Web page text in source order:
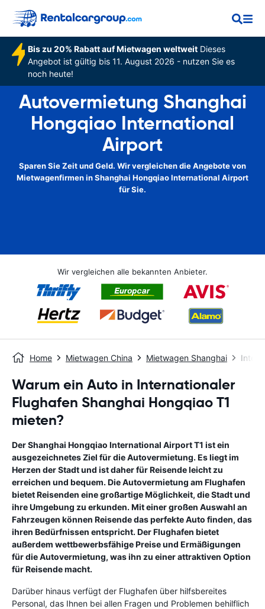
Bis zu 20% Rabatt auf Mietwagen weltweitDieses
Angebot ist gültig bis 11. August 2026 - nutzen Sie es
noch heute!
Autovermietung Shanghai
Hongqiao International
Airport
Sparen Sie Zeit und Geld. Wir vergleichen die Angebote von
Mietwagenfirmen in Shanghai Hongqiao International Airport
für Sie.
Wir vergleichen alle bekannten Anbieter.
Home Mietwagen China Mietwagen Shanghai
Warum ein Auto in Internationaler
Flughafen Shanghai Hongqiao T1
mieten?
Der Shanghai Hongqiao International Airport T1 ist ein
ausgezeichnetes Ziel für die Autovermietung. Es liegt im
Herzen der Stadt und ist daher für Reisende leicht zu
erreichen und bequem. Die Autovermietung am Flughafen
bietet Reisenden eine großartige Möglichkeit, die Stadt und
ihre Umgebung zu erkunden. Mit einer großen Auswahl an
Fahrzeugen können Reisende das perfekte Auto finden, das
ihren Bedürfnissen entspricht. Der Flughafen bietet
außerdem wettbewerbsfähige Preise und Ermäßigungen
für die Autovermietung, was ihn zu einer attraktiven Option
für Reisende macht.
Darüber hinaus verfügt der Flughafen über hilfsbereites
Personal, das Ihnen bei allen Fragen und Problemen behilflich